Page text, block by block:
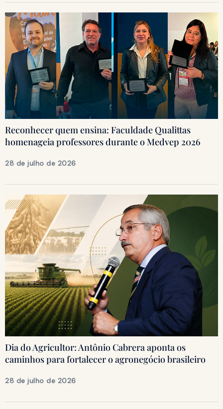
Reconhecer quem ensina: Faculdade Qualittas
homenageia professores durante o Medvep 2026
28 de julho de 2026
Dia do Agricultor: Antônio Cabrera aponta os
caminhos para fortalecer o agronegócio brasileiro
28 de julho de 2026